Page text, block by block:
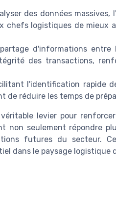
des données massives,
chefs logistiques de mieux
d'informations
des transactions,
l'identification rapide
de réduire les temps de
levier pour
seulement répondre
futures du secteur.
dans le paysage logistique